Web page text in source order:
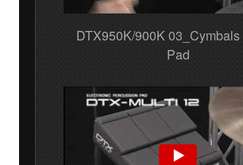
DTX950K/900K
Pad